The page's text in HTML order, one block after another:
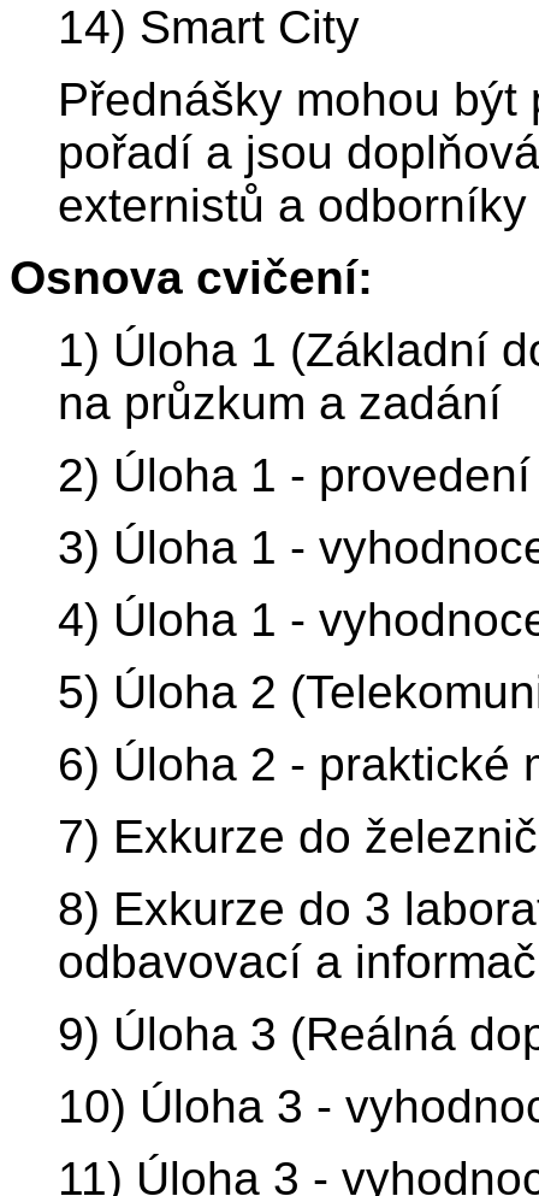
14) Smart City
Přednášky mohou
pořadí a jsou
externistů a
Osnova cvičení:
1) Úloha 1 (Základní
na průzkum a zadání
2) Úloha 1 -
3) Úloha 1 -
4) Úloha 1 -
5) Úloha 2
6) Úloha 2 - praktické
7) Exkurze do
8) Exkurze do 3
odbavovací a
9) Úloha 3 (Reálná
10) Úloha 3 -
11) Úloha 3 -